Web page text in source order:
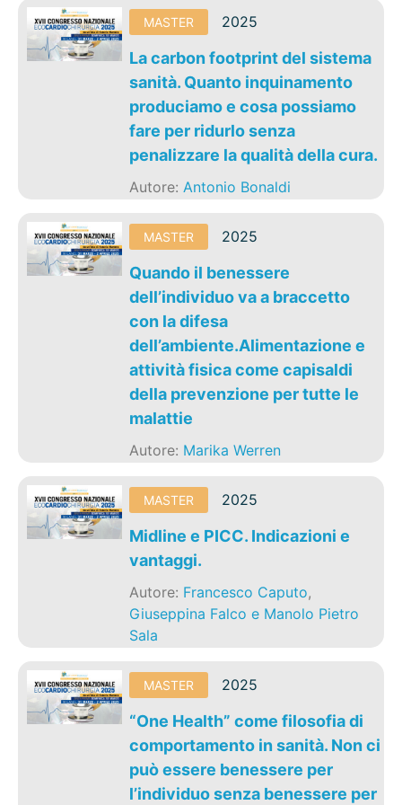
MASTER 2025
La carbon footprint del sistema
sanità. Quanto inquinamento
produciamo e cosa possiamo
fare per ridurlo senza
penalizzare la qualità della cura.
Autore:Antonio Bonaldi
MASTER 2025
Quando il benessere
dell’individuo va a braccetto
con la difesa
dell’ambiente.Alimentazione e
attività fisica come capisaldi
della prevenzione per tutte le
malattie
Autore: Marika Werren
MASTER 2025
Midline e PICC. Indicazioni e
vantaggi.
Autore: Francesco Caputo,
Giuseppina Falco e Manolo Pietro
Sala
MASTER 2025
“One Health” come filosofia di
comportamento in sanità. Non ci
può essere benessere per
l’individuo senza benessere per